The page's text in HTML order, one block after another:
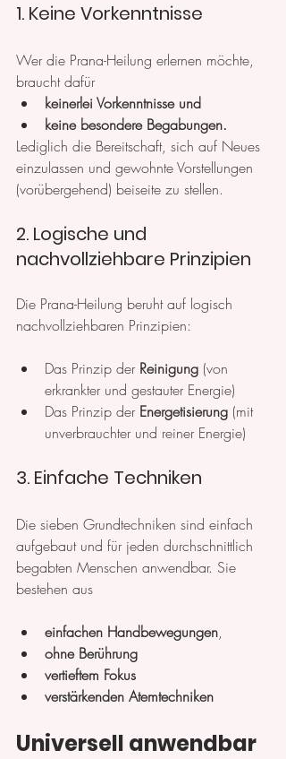
1. Keine Vorkenntnisse
Wer die Prana-Heilung erlernen möchte,
braucht dafür
keinerlei Vorkenntnisse und
keine besondere Begabungen.
Lediglich die Bereitschaft, sich auf Neues
einzulassen und gewohnte Vorstellungen
(vorübergehend) beiseite zu stellen.
2. Logische und
nachvollziehbare Prinzipien
Die Prana-Heilung beruht auf logisch
nachvollziehbaren Prinzipien:
Das Prinzip der Reinigung (von
erkrankter und gestauter Energie)
Das Prinzip der Energetisierung (mit
unverbrauchter und reiner Energie)
3. Einfache Techniken
Die sieben Grundtechniken sind einfach
aufgebaut und für jeden durchschnittlich
begabten Menschen anwendbar. Sie
bestehen aus
einfachen Handbewegungen,
ohne Berührung
vertieftem Fokus
verstärkenden Atemtechniken
Universell anwendbar